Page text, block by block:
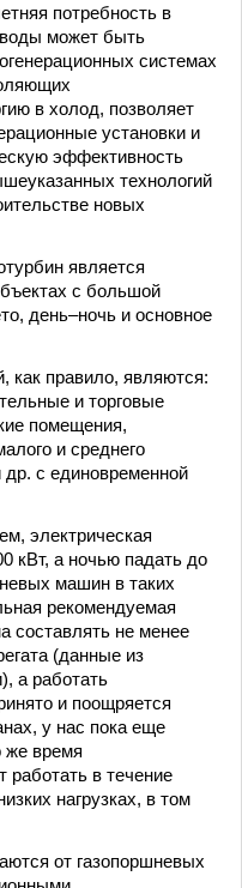
потребность в
может быть
системах
в холод, позволяет
установки и
эффективность
технологий
новых
является
с большой
день–ночь и основное
как правило, являются:
и торговые
помещения,
и среднего
с единовременной
электрическая
кВт, а ночью падать до
машин в таких
рекомендуемая
составлять не менее
(данные из
а работать
и поощряется
у нас пока еще
же время
работать в течение
нагрузках, в том
от газопоршневых